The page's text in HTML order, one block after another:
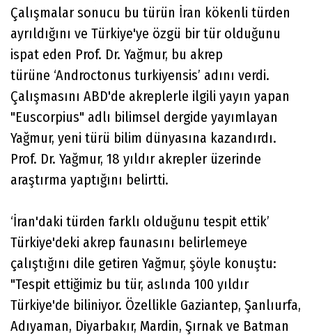
Çalışmalar sonucu bu türün İran kökenli türden
ayrıldığını ve Türkiye'ye özgü bir tür olduğunu
ispat eden Prof. Dr. Yağmur, bu akrep
türüne ‘Androctonus turkiyensis’ adını verdi.
Çalışmasını ABD'de akreplerle ilgili yayın yapan
"Euscorpius" adlı bilimsel dergide yayımlayan
Yağmur, yeni türü bilim dünyasına kazandırdı.
Prof. Dr. Yağmur, 18 yıldır akrepler üzerinde
araştırma yaptığını belirtti.
‘İran'daki türden farklı olduğunu tespit ettik’
Türkiye'deki akrep faunasını belirlemeye
çalıştığını dile getiren Yağmur, şöyle konuştu:
"Tespit ettiğimiz bu tür, aslında 100 yıldır
Türkiye'de biliniyor. Özellikle Gaziantep, Şanlıurfa,
Adıyaman, Diyarbakır, Mardin, Şırnak ve Batman